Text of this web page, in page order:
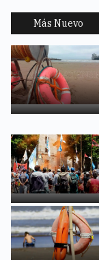
Más Nuevo